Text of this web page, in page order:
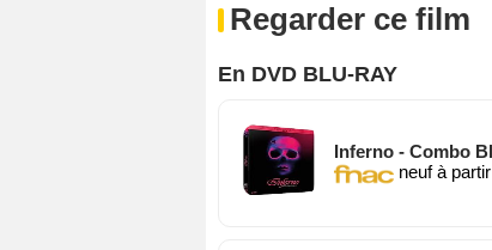
Regarder ce film
En DVD BLU-RAY
Inferno - Combo
neuf à